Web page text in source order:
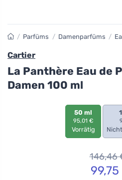
/ Parfüms / Damenparfüms /
Cartier
La Panthère Eau de
Damen 100 ml
50 ml
95,01 €
Vorrätig
146,46
99,75